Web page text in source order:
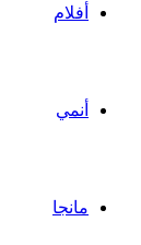
أفلام
أنمي
مانجا